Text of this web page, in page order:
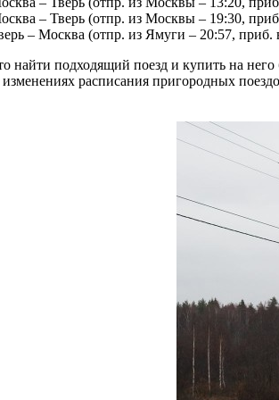
– Тверь (отпр. из Москвы – 19:30,
– Москва (отпр. из Ямуги – 20:57, приб.
найти подходящий поезд и купить на
расписания пригородных